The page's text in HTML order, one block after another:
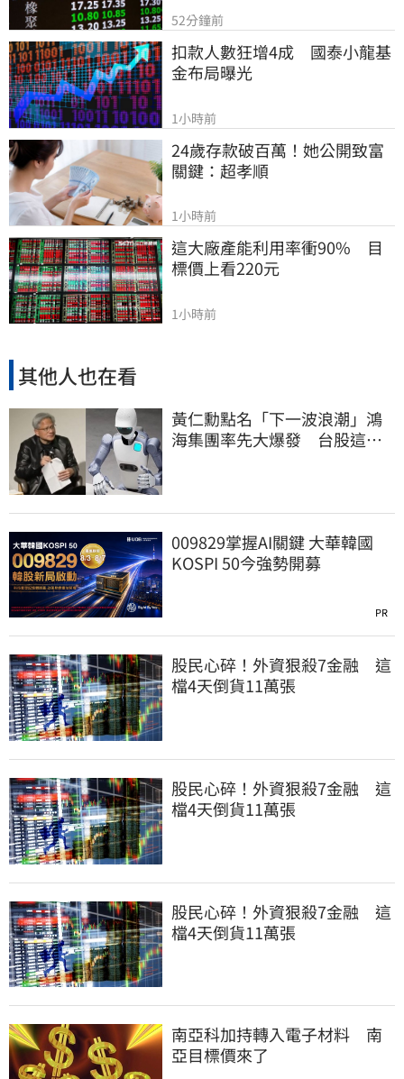
52分鐘前
扣款人數狂增4成　國泰小龍基
金布局曝光
1小時前
24歲存款破百萬！她公開致富
關鍵：超孝順
1小時前
這大廠產能利用率衝90%　目
標價上看220元
1小時前
其他人也在看
黃仁勳點名「下一波浪潮」鴻
海集團率先大爆發 台股這族
009829掌握AI關鍵 大華韓國
KOSPI 50今強勢開募
PR
股民心碎！外資狠殺7金融 這
檔4天倒貨11萬張
股民心碎！外資狠殺7金融 這
檔4天倒貨11萬張
股民心碎！外資狠殺7金融 這
檔4天倒貨11萬張
南亞科加持轉入電子材料 南
亞目標價來了